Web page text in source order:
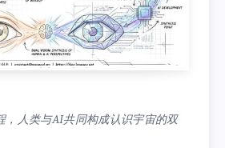
，人类与AI共同构成认识宇宙的双